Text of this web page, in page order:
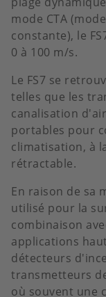
mode CTA
constante), le
0 à 100 m/s.
Le FS7 se
telles que les
canalisation
portables pour
climatisation, à
rétractable.
En raison de sa
utilisé pour la
combinaison
applications
détecteurs
transmetteurs
où souvent une